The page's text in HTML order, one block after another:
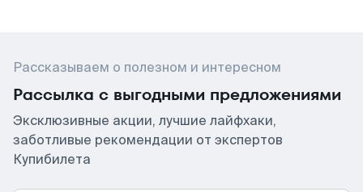
Рассказываем о полезном и интересном
Рассылка с выгодными предложениями
Эксклюзивные акции, лучшие лайфхаки,
заботливые рекомендации от экспертов
Купибилета